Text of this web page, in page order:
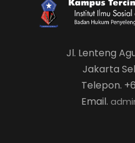
Jl. Lenteng
Jakarta
Telepon.
Email.